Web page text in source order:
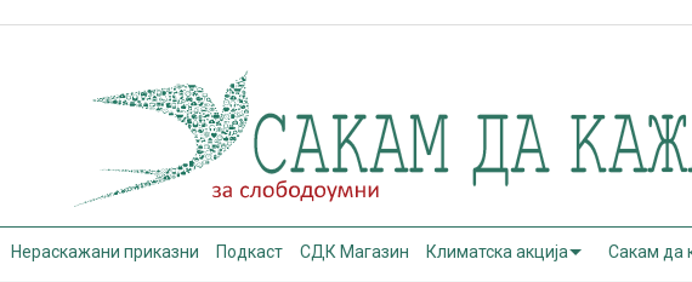
Нераскажани приказни Подкаст СДК Магазин Климатска акција Сакам да